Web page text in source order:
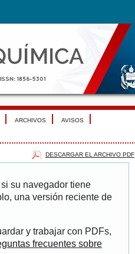
ARCHIVOS AVISOS
DESCARGAR EL ARCHIVO PDF
su navegador tiene
una versión reciente de
y trabajar con PDFs,
frecuentes sobre